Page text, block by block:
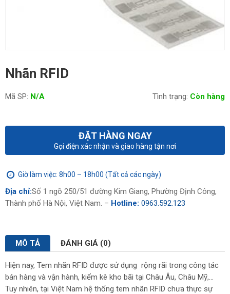
Nhãn RFID
Mã SP: N/A Tình trạng: Còn hàng
ĐẶT HÀNG NGAY
Gọi điện xác nhận và giao hàng tận nơi
Giờ làm việc: 8h00 – 18h00 (Tất cả các ngày)
Địa chỉ:Số 1 ngõ 250/51 đường Kim Giang, Phường Định Công,
Thành phố Hà Nội, Việt Nam. – Hotline: 0963.592.123
MÔ TẢ ĐÁNH GIÁ (0)
Hiện nay, Tem nhãn RFID được sử dụng rộng rãi trong công tác
bán hàng và vận hành, kiểm kê kho bãi tại Châu Âu, Châu Mỹ,…
Tuy nhiên, tại Việt Nam hệ thống tem nhãn RFID chưa thực sự